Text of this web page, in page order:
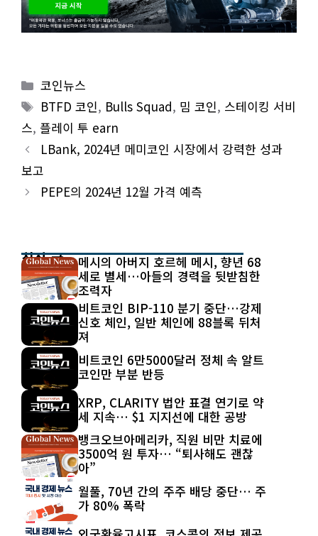
Categories
코인뉴스
Tags
BTFD 코인, Bulls Squad, 밈 코인, 스테이킹 서비
스, 플레이 투 earn
LBank, 2024년 메미코인 시장에서 강력한 성과
보고
PEPE의 2024년 12월 가격 예측
최신 글
메시의 아버지 호르헤 메시, 향년 68
세로 별세…아들의 경력을 뒷받침한
조력자
비트코인 BIP-110 분기 중단…강제
신호 체인, 일반 체인에 88블록 뒤처
져
비트코인 6만5000달러 정체 속 알트
코인만 부분 반등
XRP, CLARITY 법안 표결 연기로 약
세 지속… $1 지지선에 대한 공방
뱅크오브아메리카, 직원 비만 치료에
3500억 원 투자… “퇴사해도 괜찮
아”
월풀, 70년 간의 주주 배당 중단… 주
가 80% 폭락